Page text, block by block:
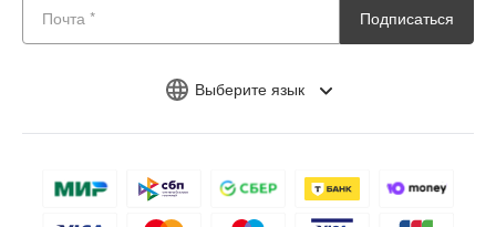
Выберите язык
Подписаться